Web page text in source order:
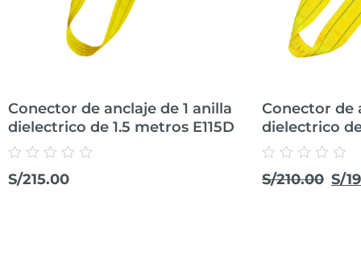
Conector de anclaje de 1 anilla
dielectrico de 1.5 metros E115D
Valorado
con
S/215.00
Conector de
dielectrico
Valorado
con
S/210.00 S/